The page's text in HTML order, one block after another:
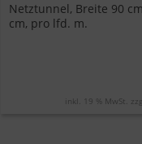
Netztunnel, Breite 90
cm, pro lfd. m.
inkl. 19 % MwSt.